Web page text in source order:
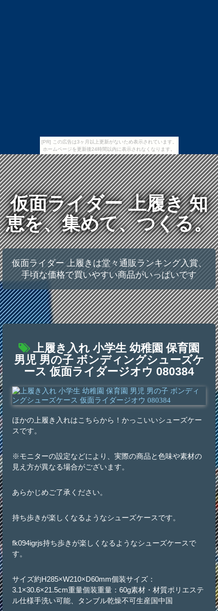
[PR] この広告は3ヶ月以上更新がないため表示されています。
ホームページを更新後24時間以内に表示されなくなります。
仮面ライダー 上履き 知
恵を、集めて、つくる。
仮面ライダー 上履きは堂々通販ランキング入賞、
手頃な価格で買いやすい商品がいっぱいです
上履き入れ 小学生 幼稚園 保育園
男児 男の子 ボンディングシューズケ
ース 仮面ライダージオウ 080384
ほかの上履き入れはこちらから！かっこいいシューズケー
スです。
※モニターの設定などにより、実際の商品と色味や素材の
見え方が異なる場合がございます。
あらかじめご了承ください。
持ち歩きが楽しくなるようなシューズケースです。
fk094igrjs持ち歩きが楽しくなるようなシューズケースで
す。
サイズ約H285×W210×D60mm個装サイズ：
3.1×30.6×21.5cm重量個装重量：60g素材・材質ポリエステ
ル仕様手洗い可能、タンブル乾燥不可生産国中国